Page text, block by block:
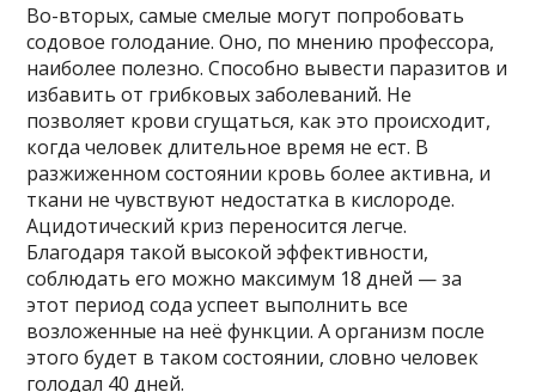
Во-вторых, самые смелые могут попробовать
содовое голодание. Оно, по мнению профессора,
наиболее полезно. Способно вывести паразитов и
избавить от грибковых заболеваний. Не
позволяет крови сгущаться, как это происходит,
когда человек длительное время не ест. В
разжиженном состоянии кровь более активна, и
ткани не чувствуют недостатка в кислороде.
Ацидотический криз переносится легче.
Благодаря такой высокой эффективности,
соблюдать его можно максимум 18 дней — за
этот период сода успеет выполнить все
возложенные на неё функции. А организм после
этого будет в таком состоянии, словно человек
голодал 40 дней.